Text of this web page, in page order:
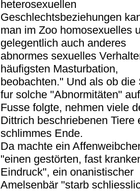
heterosexuellen
Geschlechtsbeziehungen
man im Zoo homosexuelles
gelegentlich auch anderes
abnormes sexuelles
häufigsten Masturbation,
beobachten." Und als ob die
fur solche "Abnormitäten"
Fusse folgte, nehmen viele
Dittrich beschriebenen Tiere
schlimmes Ende.
Da machte ein
"einen gestörten, fast
Eindruck", ein onanistischer
Amelsenbär "starb